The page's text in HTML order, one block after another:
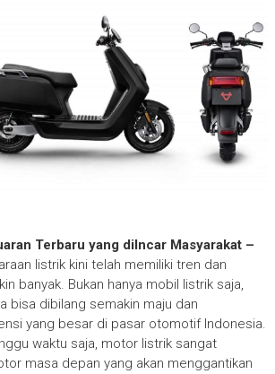
Terbaru yang diIncar Masyarakat –
listrik kini telah memiliki tren dan
banyak. Bukan hanya mobil listrik saja,
bisa dibilang semakin maju dan
yang besar di pasar otomotif Indonesia.
waktu saja, motor listrik sangat
masa depan yang akan menggantikan